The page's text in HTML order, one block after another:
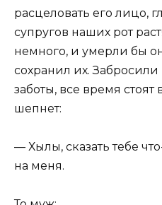
расцеловать его лицо,
супругов наших рот
немного, и умерли бы
сохранил их.
заботы, все время стоят
шепнет:
— Хылы, сказать тебе
на меня.